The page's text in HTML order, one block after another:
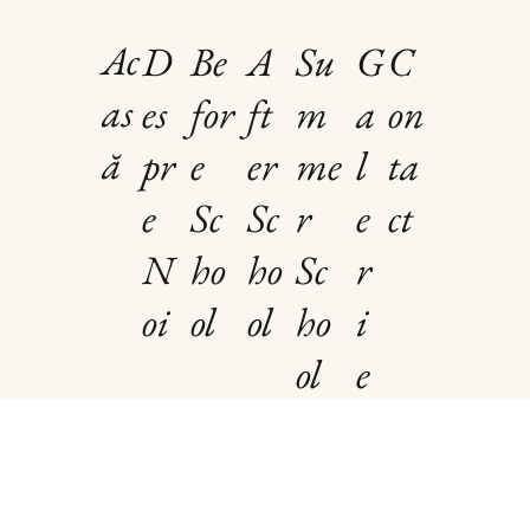
Ac
as
ă
D
es
pr
e
N
oi
Be
for
e
Sc
ho
ol
A
ft
er
Sc
ho
ol
Su
m
me
r
Sc
ho
ol
G
a
l
e
r
i
e
C
on
ta
ct